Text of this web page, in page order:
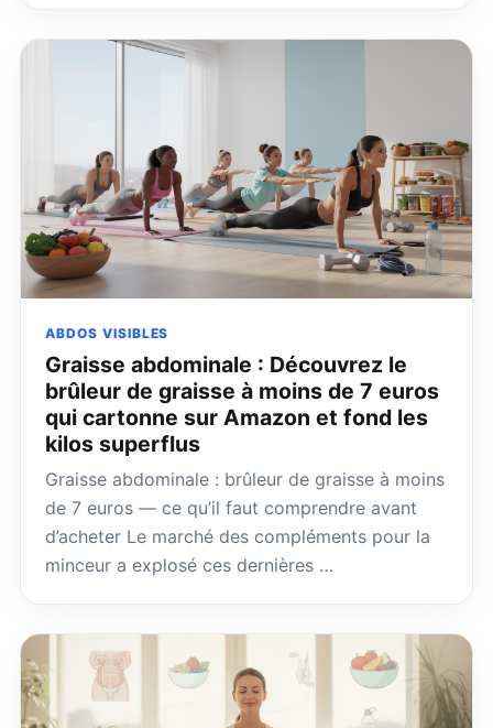
ABDOS VISIBLES
Graisse abdominale : Découvrez le
brûleur de graisse à moins de 7 euros
qui cartonne sur Amazon et fond les
kilos superflus
Graisse abdominale : brûleur de graisse à moins
de 7 euros — ce qu’il faut comprendre avant
d’acheter Le marché des compléments pour la
minceur a explosé ces dernières …